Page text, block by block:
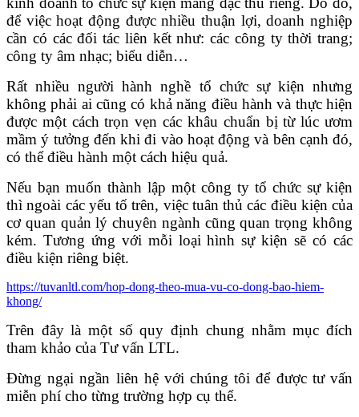
để việc hoạt động được nhiều thuận lợi, doanh nghiệp
cần có các đối tác liên kết như: các công ty thời trang;
công ty âm nhạc; biểu diễn…
Rất nhiều người hành nghề tổ chức sự kiện nhưng
không phải ai cũng có khả năng điều hành và thực hiện
được một cách trọn vẹn các khâu chuẩn bị từ lúc ươm
mầm ý tưởng đến khi đi vào hoạt động và bên cạnh đó,
có thể điều hành một cách hiệu quả.
Nếu bạn muốn thành lập một công ty tổ chức sự kiện
thì ngoài các yếu tố trên, việc tuân thủ các điều kiện của
cơ quan quản lý chuyên ngành cũng quan trọng không
kém. Tương ứng với mỗi loại hình sự kiện sẽ có các
điều kiện riêng biệt.
https://tuvanltl.com/hop-dong-theo-mua-vu-co-dong-bao-hiem-
khong/
Trên đây là một số quy định chung nhằm mục đích
tham khảo của Tư vấn LTL.
Đừng ngại ngần liên hệ với chúng tôi để được tư vấn
miễn phí cho từng trường hợp cụ thể.